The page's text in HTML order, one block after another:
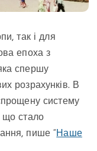
так і для
епоха з
спершу
розрахунків. В
систему
що стало
пише “Наше